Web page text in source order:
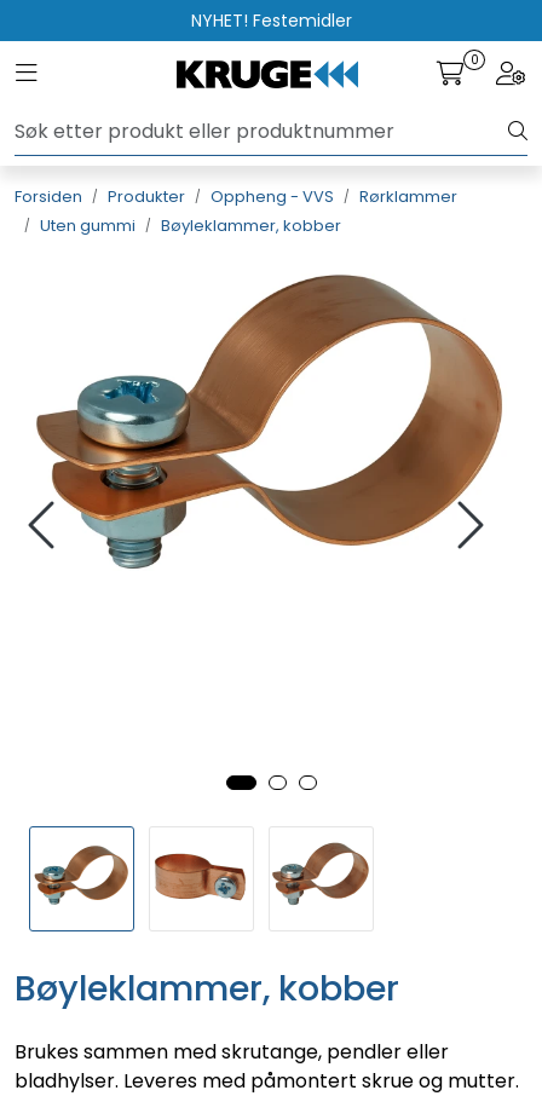
Skip to main contentNYHET! Festemidler
Toggle navigation 0
Forsiden Produkter Oppheng - VVS
Rørklammer
Uten gummi
Bøyleklammer, kobber
Bøyleklammer, kobber
Brukes sammen med skrutange, pendler eller
bladhylser. Leveres med påmontert skrue og mutter.
Løsninger
Rådgivning